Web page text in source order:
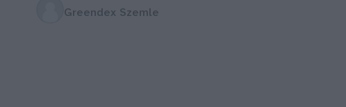
Greendex Szemle